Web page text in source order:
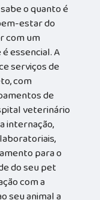
o quanto é
estar do
com um
essencial. A
serviços de
com
de
veterinário
internação,
para o
do seu pet
com a
seu animal a